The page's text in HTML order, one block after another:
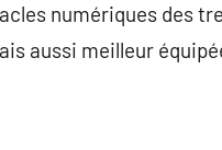
numériques des
aussi meilleur